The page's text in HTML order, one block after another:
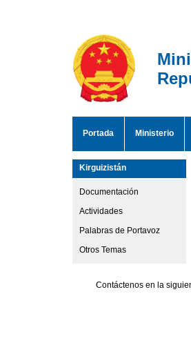
Portada Ministerio
Kirguizistán
Documentación
Actividades
Palabras de Portavoz
Otros Temas
Contáctenos en la